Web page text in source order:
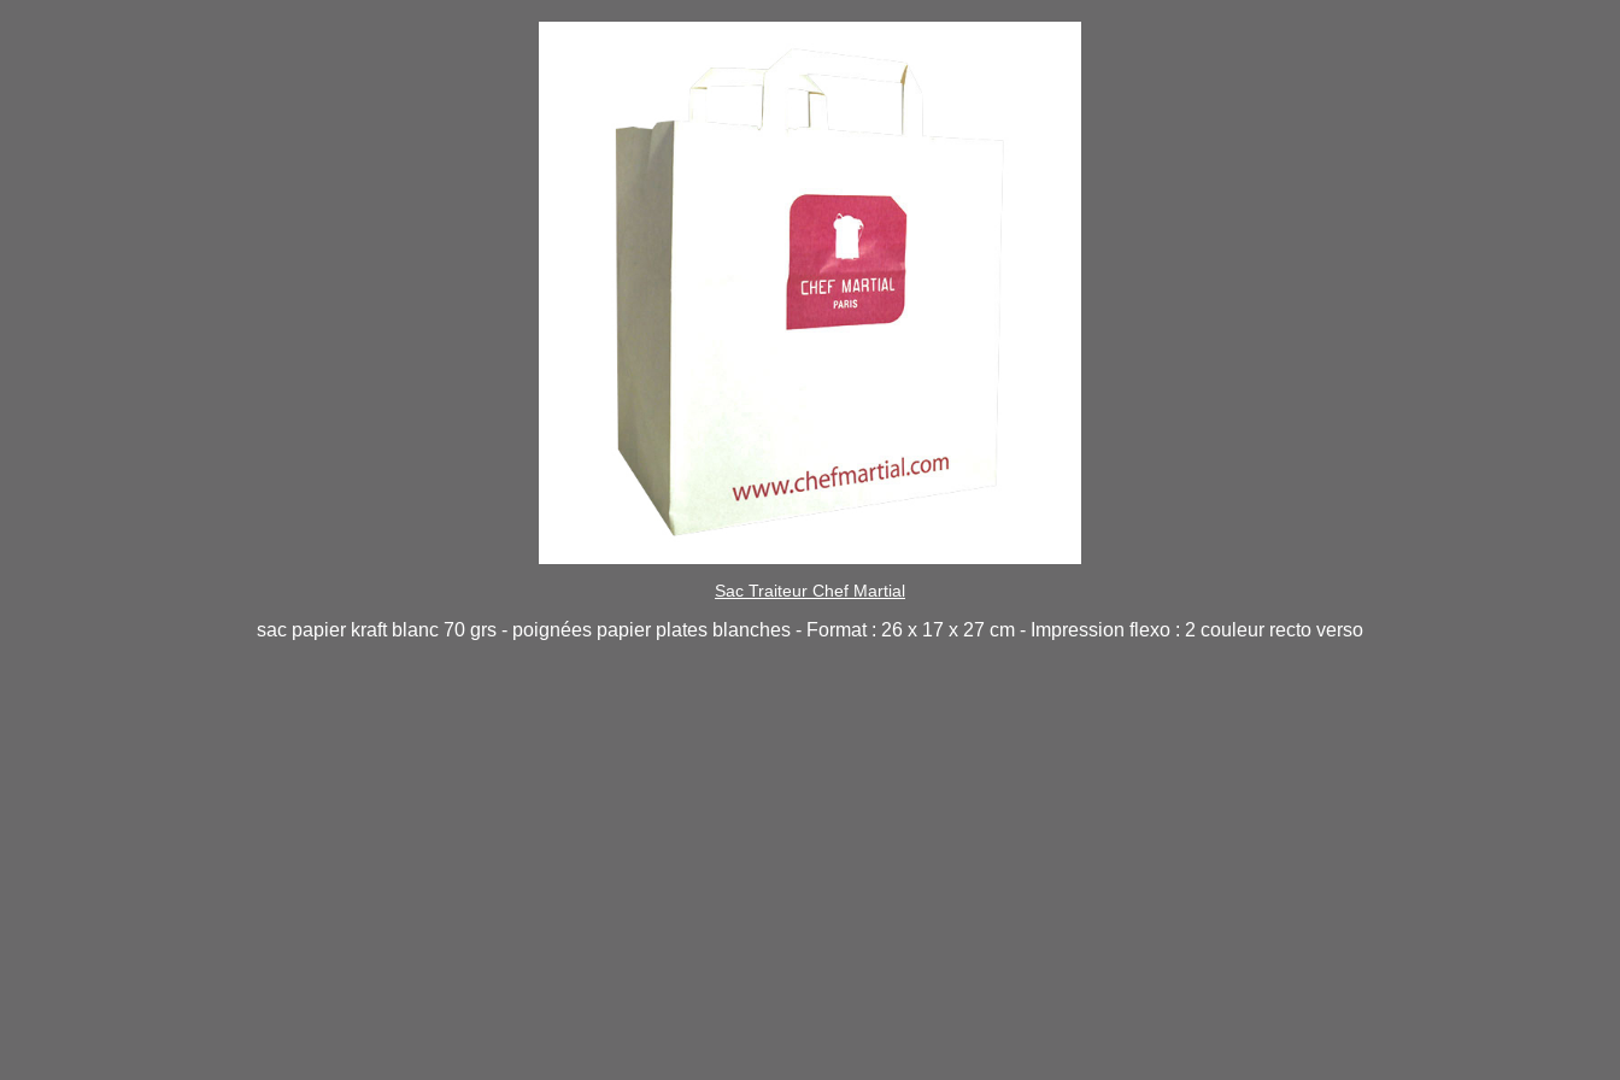
Sac Traiteur Chef Martial
sac papier kraft blanc 70 grs - poignées papier plates blanches - Format : 26 x 17 x 27 cm - Impression flexo : 2 couleur recto verso